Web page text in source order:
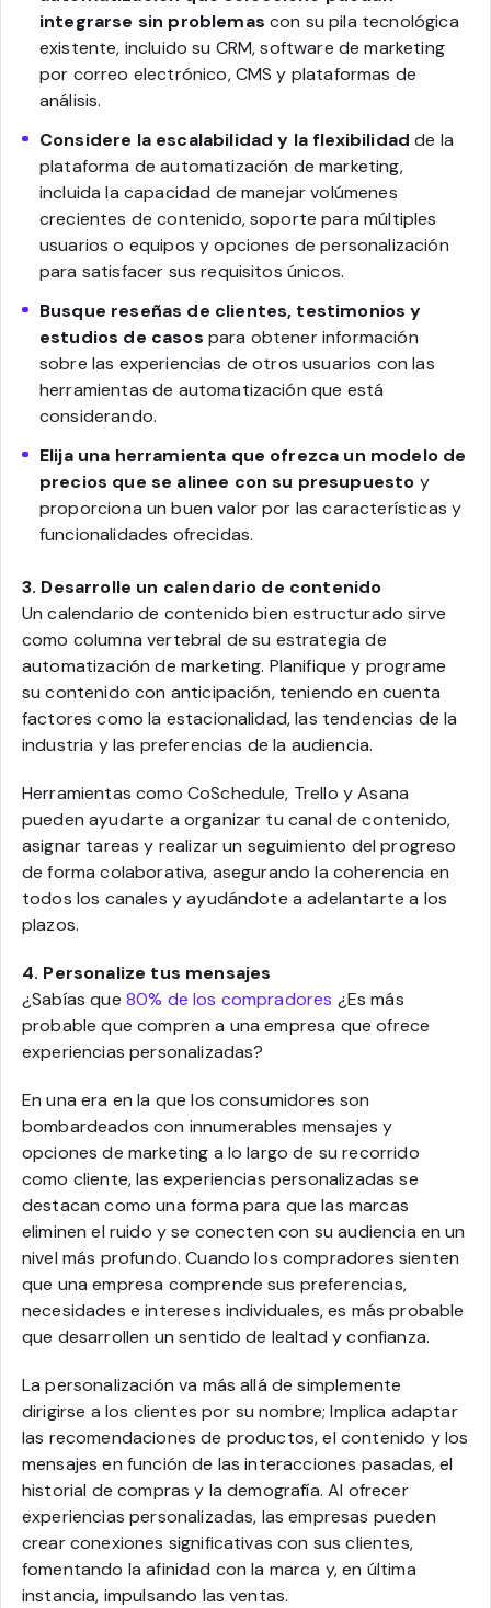
integrarse sin problemas con su pila tecnológica
existente, incluido su CRM, software de marketing
por correo electrónico, CMS y plataformas de
análisis.
Considere la escalabilidad y la flexibilidad de la
plataforma de automatización de marketing,
incluida la capacidad de manejar volúmenes
crecientes de contenido, soporte para múltiples
usuarios o equipos y opciones de personalización
para satisfacer sus requisitos únicos.
Busque reseñas de clientes, testimonios y
estudios de casos para obtener información
sobre las experiencias de otros usuarios con las
herramientas de automatización que está
considerando.
Elija una herramienta que ofrezca un modelo de
precios que se alinee con su presupuesto y
proporciona un buen valor por las características y
funcionalidades ofrecidas.
3. Desarrolle un calendario de contenido
Un calendario de contenido bien estructurado sirve
como columna vertebral de su estrategia de
automatización de marketing. Planifique y programe
su contenido con anticipación, teniendo en cuenta
factores como la estacionalidad, las tendencias de la
industria y las preferencias de la audiencia.
Herramientas como CoSchedule, Trello y Asana
pueden ayudarte a organizar tu canal de contenido,
asignar tareas y realizar un seguimiento del progreso
de forma colaborativa, asegurando la coherencia en
todos los canales y ayudándote a adelantarte a los
plazos.
4. Personalize tus mensajes
¿Sabías que 80% de los compradores ¿Es más
probable que compren a una empresa que ofrece
experiencias personalizadas?
En una era en la que los consumidores son
bombardeados con innumerables mensajes y
opciones de marketing a lo largo de su recorrido
como cliente, las experiencias personalizadas se
destacan como una forma para que las marcas
eliminen el ruido y se conecten con su audiencia en un
nivel más profundo. Cuando los compradores sienten
que una empresa comprende sus preferencias,
necesidades e intereses individuales, es más probable
que desarrollen un sentido de lealtad y confianza.
La personalización va más allá de simplemente
dirigirse a los clientes por su nombre; Implica adaptar
las recomendaciones de productos, el contenido y los
mensajes en función de las interacciones pasadas, el
historial de compras y la demografía. Al ofrecer
experiencias personalizadas, las empresas pueden
crear conexiones significativas con sus clientes,
fomentando la afinidad con la marca y, en última
instancia, impulsando las ventas.